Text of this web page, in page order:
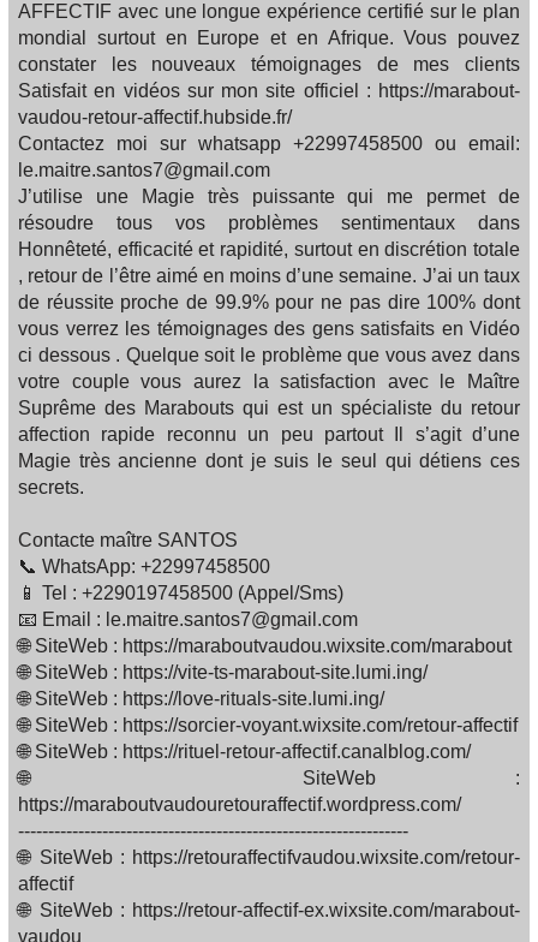
AFFECTIF avec une longue expérience certifié sur le plan
mondial surtout en Europe et en Afrique. Vous pouvez
constater les nouveaux témoignages de mes clients
Satisfait en vidéos sur mon site officiel : https://marabout-
vaudou-retour-affectif.hubside.fr/
Contactez moi sur whatsapp +22997458500 ou email:
le.maitre.santos7@gmail.com
J’utilise une Magie très puissante qui me permet de
résoudre tous vos problèmes sentimentaux dans
Honnêteté, efficacité et rapidité, surtout en discrétion totale
, retour de l’être aimé en moins d’une semaine. J’ai un taux
de réussite proche de 99.9% pour ne pas dire 100% dont
vous verrez les témoignages des gens satisfaits en Vidéo
ci dessous . Quelque soit le problème que vous avez dans
votre couple vous aurez la satisfaction avec le Maître
Suprême des Marabouts qui est un spécialiste du retour
affection rapide reconnu un peu partout Il s’agit d’une
Magie très ancienne dont je suis le seul qui détiens ces
secrets.
Contacte maître SANTOS
📞 WhatsApp: +22997458500
📱 Tel : +2290197458500 (Appel/Sms)
📧 Email : le.maitre.santos7@gmail.com
🌐 SiteWeb : https://maraboutvaudou.wixsite.com/marabout
🌐 SiteWeb : https://vite-ts-marabout-site.lumi.ing/
🌐 SiteWeb : https://love-rituals-site.lumi.ing/
🌐 SiteWeb : https://sorcier-voyant.wixsite.com/retour-affectif
🌐 SiteWeb : https://rituel-retour-affectif.canalblog.com/
🌐 SiteWeb :
https://maraboutvaudouretouraffectif.wordpress.com/
-----------------------------------------------------------------
🌐 SiteWeb : https://retouraffectifvaudou.wixsite.com/retour-
affectif
🌐 SiteWeb : https://retour-affectif-ex.wixsite.com/marabout-
vaudou